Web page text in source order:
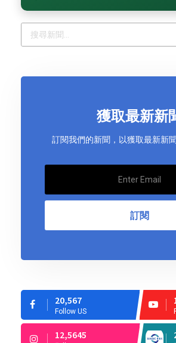
獲取最新新
訂閱我們的新聞，以獲取最新新
訂閱
20,567
Follow US
12,5645